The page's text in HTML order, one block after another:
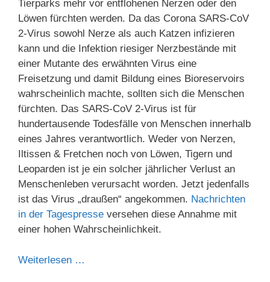
Tierparks mehr vor entflohenen Nerzen oder den
Löwen fürchten werden. Da das Corona SARS-CoV
2-Virus sowohl Nerze als auch Katzen infizieren
kann und die Infektion riesiger Nerzbestände mit
einer Mutante des erwähnten Virus eine
Freisetzung und damit Bildung eines Bioreservoirs
wahrscheinlich machte, sollten sich die Menschen
fürchten. Das SARS-CoV 2-Virus ist für
hundertausende Todesfälle von Menschen innerhalb
eines Jahres verantwortlich. Weder von Nerzen,
Iltissen & Fretchen noch von Löwen, Tigern und
Leoparden ist je ein solcher jährlicher Verlust an
Menschenleben verursacht worden. Jetzt jedenfalls
ist das Virus „draußen“ angekommen. Nachrichten
in der Tagespresse versehen diese Annahme mit
einer hohen Wahrscheinlichkeit.
Weiterlesen …